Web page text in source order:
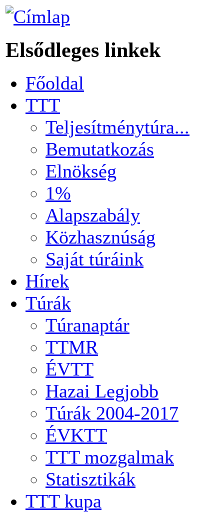
Elsődleges linkek
Főoldal
TTT
Teljesítménytúra...
Bemutatkozás
Elnökség
1%
Alapszabály
Közhasznúság
Saját túráink
Hírek
Túrák
Túranaptár
TTMR
ÉVTT
Hazai Legjobb
Túrák 2004-2017
ÉVKTT
TTT mozgalmak
Statisztikák
TTT kupa